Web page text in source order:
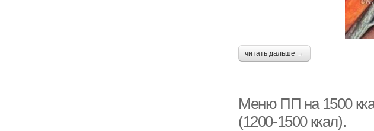
читать дальше →
Меню ПП на 1500
(1200-1500 ккал).